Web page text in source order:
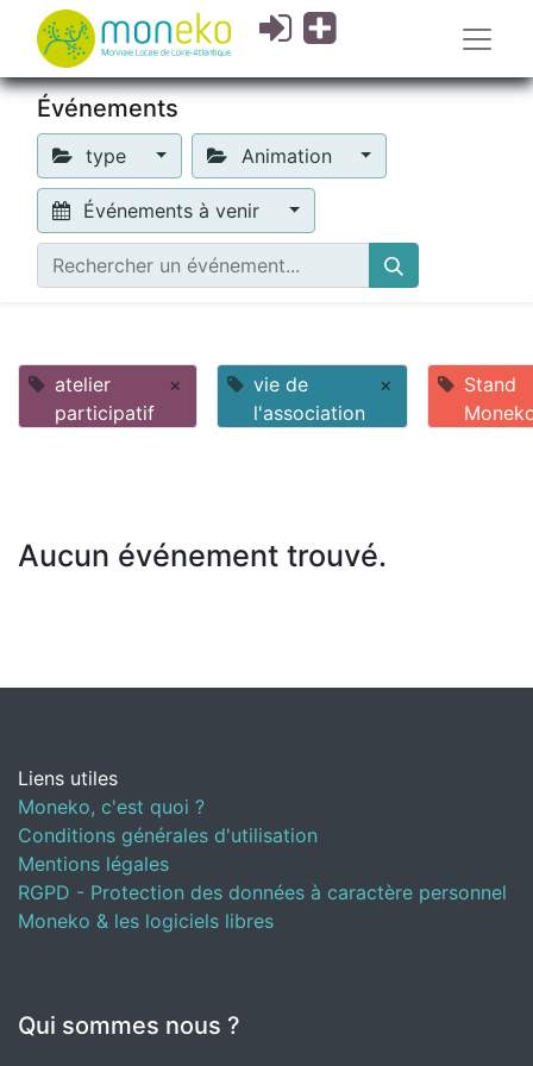
Événements
type Animation
Événements à venir
atelier
participatif
×
vie de
l'association
×
Stand
Aucun événement trouvé.
Liens utiles
Moneko, c'est quoi ?
Conditions générales d'utilisation
Mentions légales
RGPD - Protection des données à caractère personnel
Moneko & les logiciels libres
Qui sommes nous ?